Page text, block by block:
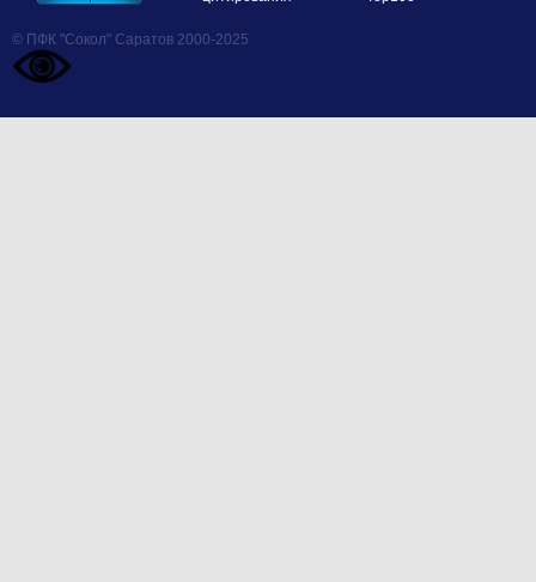
© ПФК "Сокол" Саратов 2000-2025